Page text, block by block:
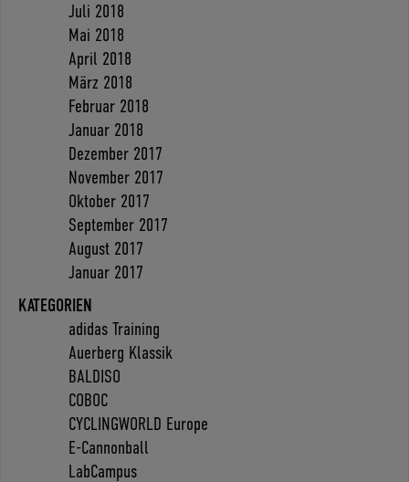
Juli 2018
Mai 2018
April 2018
März 2018
Februar 2018
Januar 2018
Dezember 2017
November 2017
Oktober 2017
September 2017
August 2017
Januar 2017
KATEGORIEN
adidas Training
Auerberg Klassik
BALDISO
COBOC
CYCLINGWORLD Europe
E-Cannonball
LabCampus